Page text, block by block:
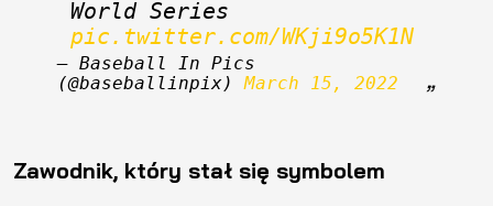
pic.twitter.com/WKji9o5K1N
— Baseball In Pics
(@baseballinpix) March 15, 2022
Zawodnik, który stał się symbolem